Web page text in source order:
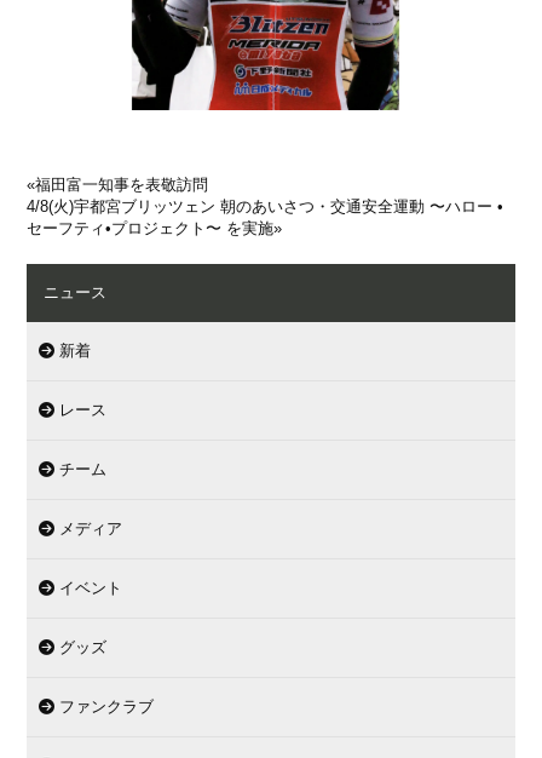
«福田富一知事を表敬訪問
4/8(火)宇都宮ブリッツェン 朝のあいさつ・交通安全運動 〜ハロー •
セーフティ•プロジェクト〜 を実施»
ニュース
新着
レース
チーム
メディア
イベント
グッズ
ファンクラブ